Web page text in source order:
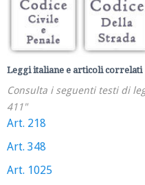
Leggi italiane e articoli correlati
Consulta i seguenti testi di
411"
Art. 218
Art. 348
Art. 1025